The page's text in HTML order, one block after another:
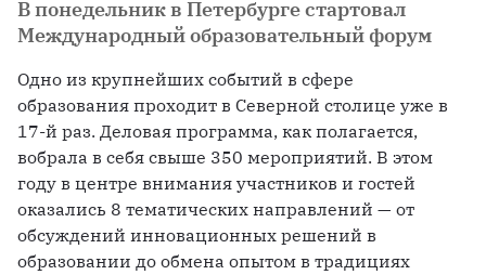
В понедельник в Петербурге стартовал
Международный образовательный форум
Одно из крупнейших событий в сфере
образования проходит в Северной столице уже в
17-й раз. Деловая программа, как полагается,
вобрала в себя свыше 350 мероприятий. В этом
году в центре внимания участников и гостей
оказались 8 тематических направлений — от
обсуждений инновационных решений в
образовании до обмена опытом в традициях